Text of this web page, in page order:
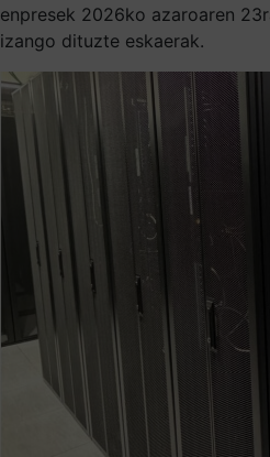
enpresek 2026ko azaroaren
izango dituzte eskaerak.